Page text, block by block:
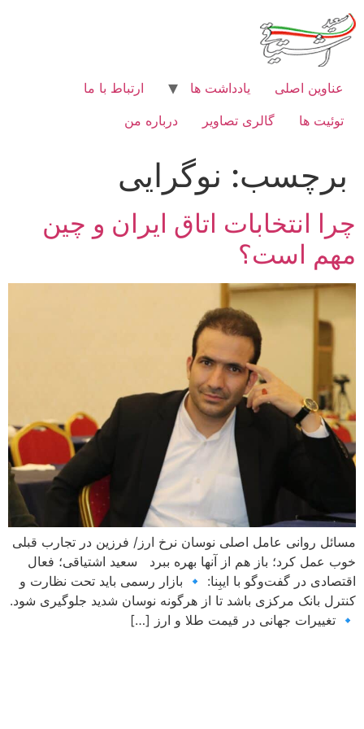
پرش
به
محتوا
عناوین اصلی یادداشت ها
ارتباط با ما
توئیت ها
گالری تصاویر درباره من
برچسب: نوگرایی
چرا انتخابات اتاق ایران و چین
مهم است؟
مسائل روانی عامل اصلی نوسان نرخ ارز/ فرزین در تجارب قبلی
خوب عمل کرد؛ باز هم از آنها بهره ببرد سعید اشتیاقی؛ فعال
اقتصادی در گفت‌وگو با ایبِنا: 🔹 بازار رسمی باید تحت نظارت و
کنترل بانک مرکزی باشد تا از هرگونه نوسان شدید جلوگیری شود.
🔹 تغییرات جهانی در قیمت طلا و ارز […]